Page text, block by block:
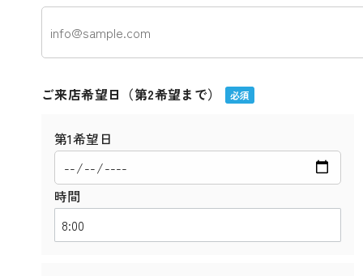
ご来店希望日（第2希望まで） 必須
第1希望日
時間